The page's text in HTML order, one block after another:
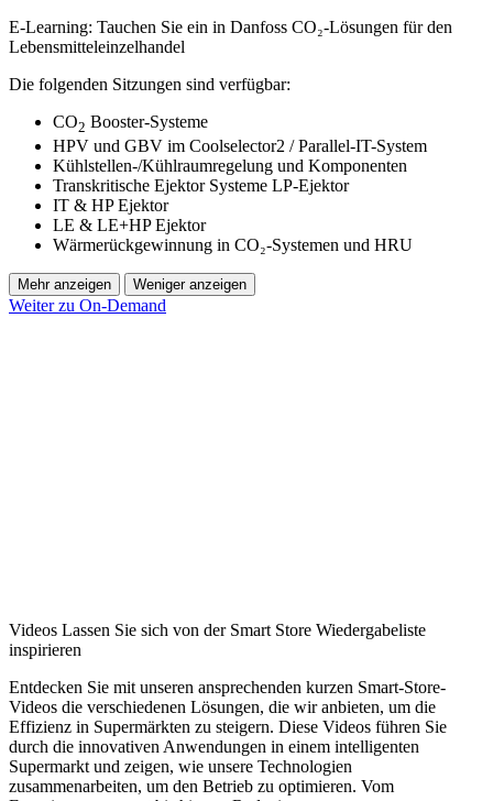
E-Learning: Tauchen Sie ein in Danfoss CO₂-Lösungen für den
Lebensmitteleinzelhandel
Die folgenden Sitzungen sind verfügbar:
CO2 Booster-Systeme
HPV und GBV im Coolselector2 / Parallel-IT-System
Kühlstellen-/Kühlraumregelung und Komponenten
Transkritische Ejektor Systeme LP-Ejektor
IT & HP Ejektor
LE & LE+HP Ejektor
Wärmerückgewinnung in CO₂-Systemen und HRU
Mehr anzeigen Weniger anzeigen
Weiter zu On-Demand
Videos Lassen Sie sich von der Smart Store Wiedergabeliste
inspirieren
Entdecken Sie mit unseren ansprechenden kurzen Smart-Store-
Videos die verschiedenen Lösungen, die wir anbieten, um die
Effizienz in Supermärkten zu steigern. Diese Videos führen Sie
durch die innovativen Anwendungen in einem intelligenten
Supermarkt und zeigen, wie unsere Technologien
zusammenarbeiten, um den Betrieb zu optimieren. Vom